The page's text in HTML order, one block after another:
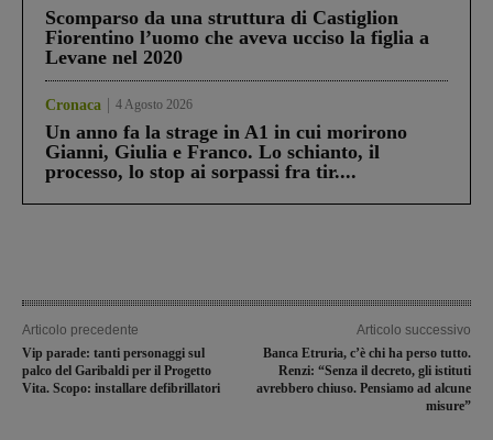
Scomparso da una struttura di Castiglion
Fiorentino l’uomo che aveva ucciso la figlia a
Levane nel 2020
Cronaca 4 Agosto 2026
Un anno fa la strage in A1 in cui morirono
Gianni, Giulia e Franco. Lo schianto, il
processo, lo stop ai sorpassi fra tir....
Articolo precedente
Vip parade: tanti personaggi sul
palco del Garibaldi per il Progetto
Vita. Scopo: installare defibrillatori
Articolo successivo
Banca Etruria, c’è chi ha perso tutto.
Renzi: “Senza il decreto, gli istituti
avrebbero chiuso. Pensiamo ad alcune
misure”